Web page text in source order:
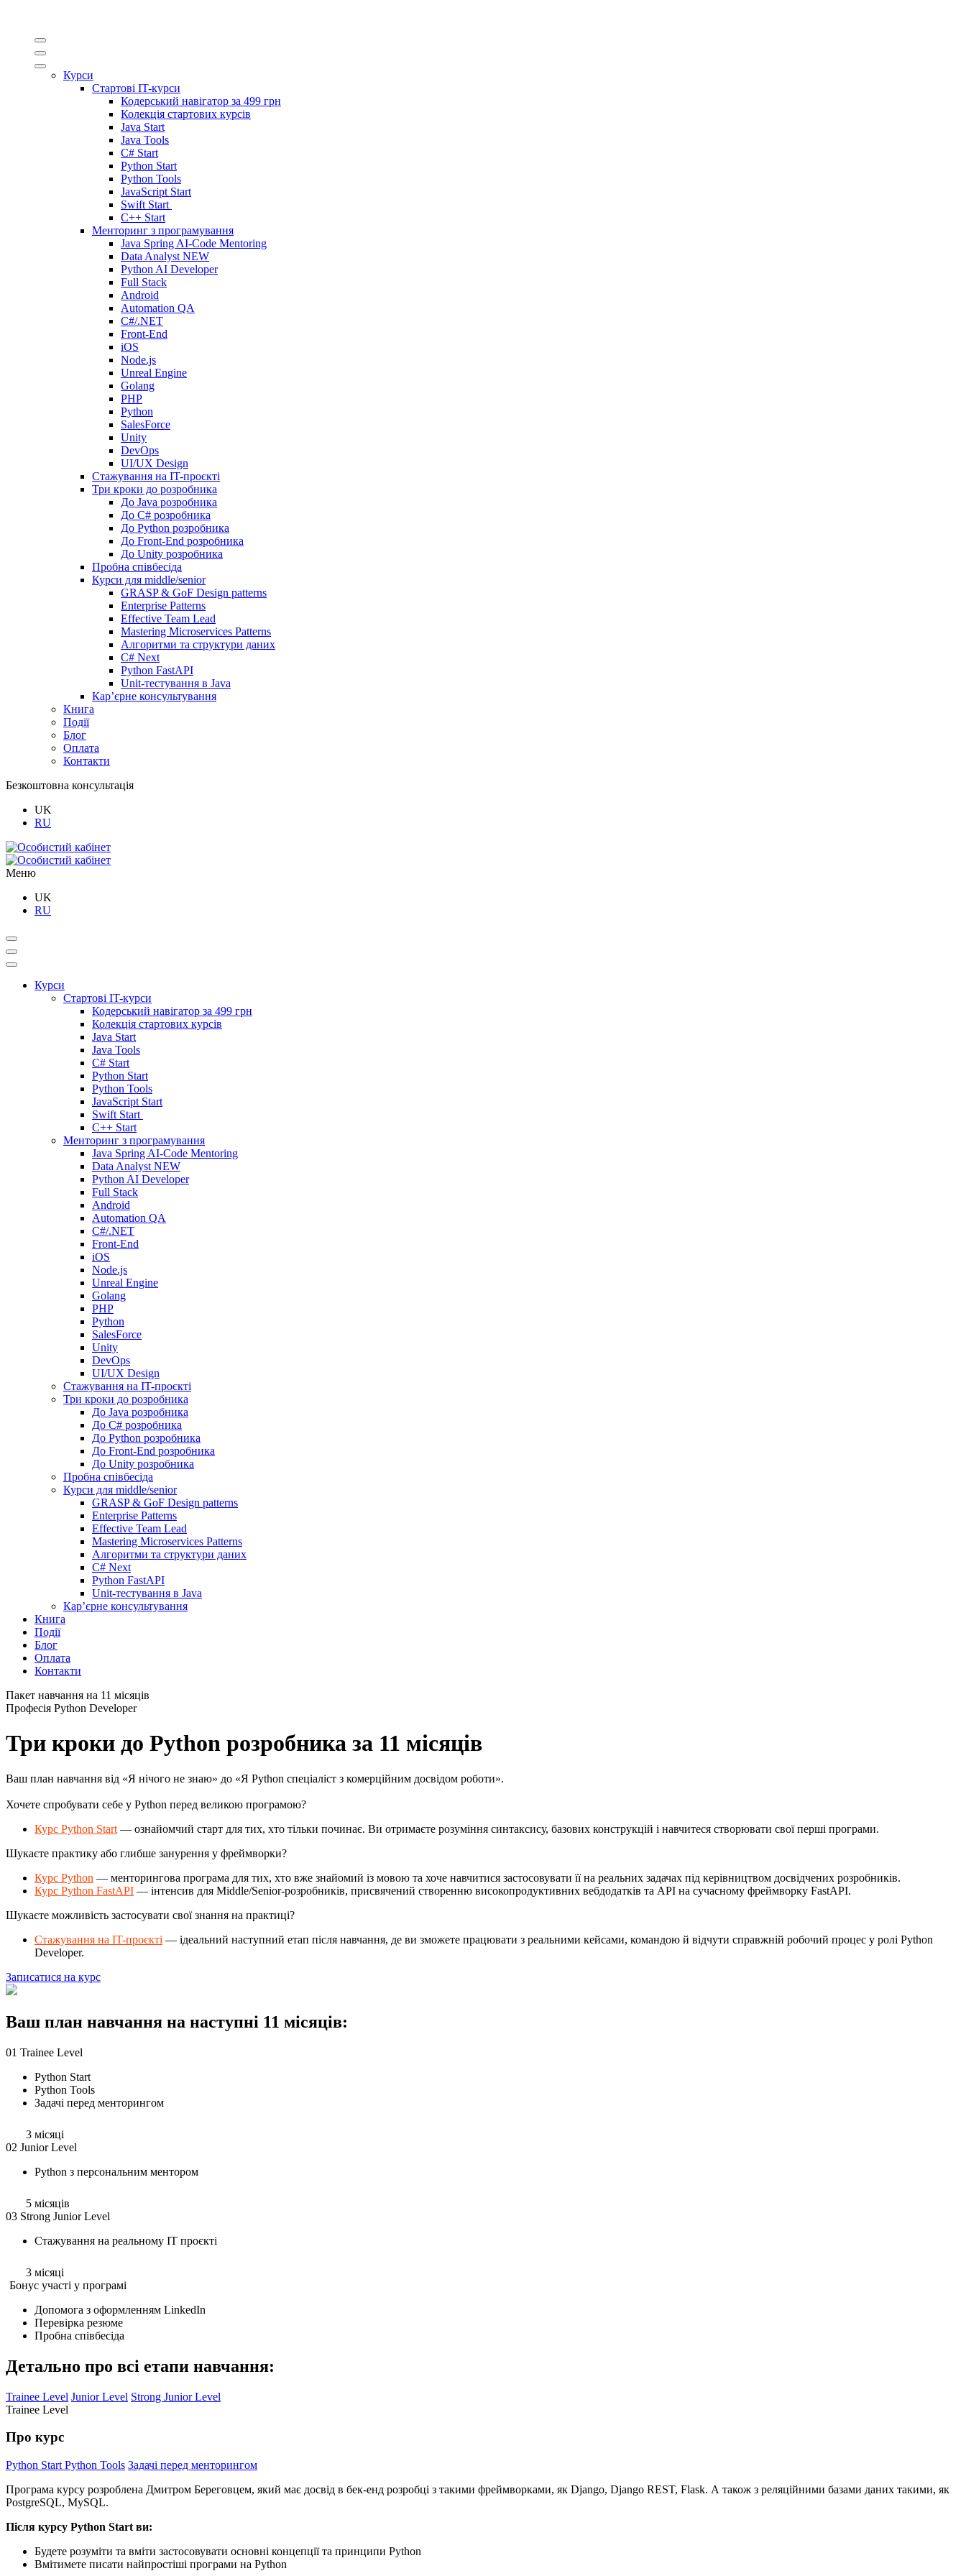
Курси
Стартові IT-курси
Кодерський навігатор за 499 грн
Колекція стартових курсів
Java Start
Java Tools
C# Start
Python Start
Python Tools
JavaScript Start
Swift Start
C++ Start
Менторинг з програмування
Java Spring AI-Code Mentoring
Data Analyst NEW
Python AI Developer
Full Stack
Android
Automation QA
C#/.NET
Front-End
iOS
Node.js
Unreal Engine
Golang
PHP
Python
SalesForce
Unity
DevOps
UI/UX Design
Стажування на IT-проєкті
Три кроки до розробника
До Java розробника
До C# розробника
До Python розробника
До Front-End розробника
До Unity розробника
Пробна співбесіда
Курси для middle/senior
GRASP & GoF Design patterns
Enterprise Patterns
Effective Team Lead
Mastering Microservices Patterns
Алгоритми та структури даних
C# Next
Python FastAPI
Unit-тестування в Java
Кар’єрне консультування
Книга
Події
Блог
Оплата
Контакти
Безкоштовна консультація
UK
RU
Меню
UK
RU
Курси
Стартові IT-курси
Кодерський навігатор за 499 грн
Колекція стартових курсів
Java Start
Java Tools
C# Start
Python Start
Python Tools
JavaScript Start
Swift Start
C++ Start
Менторинг з програмування
Java Spring AI-Code Mentoring
Data Analyst NEW
Python AI Developer
Full Stack
Android
Automation QA
C#/.NET
Front-End
iOS
Node.js
Unreal Engine
Golang
PHP
Python
SalesForce
Unity
DevOps
UI/UX Design
Стажування на IT-проєкті
Три кроки до розробника
До Java розробника
До C# розробника
До Python розробника
До Front-End розробника
До Unity розробника
Пробна співбесіда
Курси для middle/senior
GRASP & GoF Design patterns
Enterprise Patterns
Effective Team Lead
Mastering Microservices Patterns
Алгоритми та структури даних
C# Next
Python FastAPI
Unit-тестування в Java
Кар’єрне консультування
Книга
Події
Блог
Оплата
Контакти
Пакет навчання на 11 місяців
Професія Python Developer
Три кроки до Python розробника за 11 місяців
Ваш план навчання від «Я нічого не знаю» до «Я Python спеціаліст з комерційним досвідом роботи».
Хочете спробувати себе у Python перед великою програмою?
Курс Python Start — ознайомчий старт для тих, хто тільки починає. Ви отримаєте розуміння синтаксису, базових конструкцій і навчитеся створювати свої перші програми.
Шукаєте практику або глибше занурення у фреймворки?
Курс Python — менторингова програма для тих, хто вже знайомий із мовою та хоче навчитися застосовувати її на реальних задачах під керівництвом досвідчених розробників.
Курс Python FastAPI — інтенсив для Middle/Senior-розробників, присвячений створенню високопродуктивних вебдодатків та API на сучасному фреймворку FastAPI.
Шукаєте можливість застосувати свої знання на практиці?
Стажування на IT-проєкті — ідеальний наступний етап після навчання, де ви зможете працювати з реальними кейсами, командою й відчути справжній робочий процес у ролі Python
Developer.
Записатися на курс
Ваш план навчання на наступні 11 місяців:
01 Trainee Level
Python Start
Python Tools
Задачі перед менторингом
3 місяці
02 Junior Level
Python з персональним ментором
5 місяців
03 Strong Junior Level
Стажування на реальному IT проєкті
3 місяці
Бонус участі у програмі
Допомога з оформленням LinkedIn
Перевірка резюме
Пробна співбесіда
Детально про всі етапи навчання:
Trainee Level Junior Level Strong Junior Level
Trainee Level
Про курс
Python Start Python Tools Задачі перед менторингом
Програма курсу розроблена Дмитром Береговцем, який має досвід в бек-енд розробці з такими фреймворками, як Django, Django REST, Flask. А також з реляційними базами даних такими, як
PostgreSQL, MySQL.
Після курсу Python Start ви:
Будете розуміти та вміти застосовувати основні концепції та принципи Python
Вмітимете писати найпростіші програми на Python